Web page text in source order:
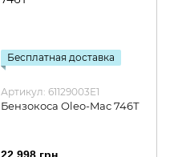
Бесплатная доставка
Артикул: 61129003E1
Бензокоса Oleo-Mac 746Т